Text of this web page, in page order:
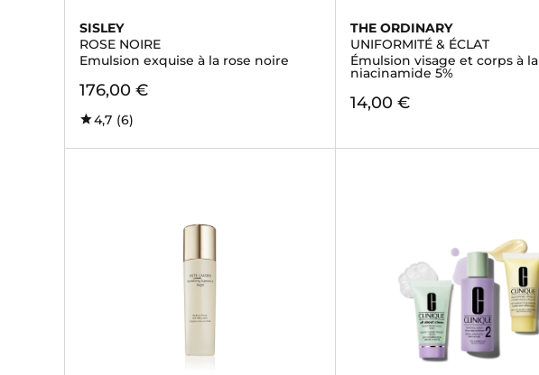
SISLEY
ROSE NOIRE
Emulsion exquise à la rose noire
176,00 €
4,7 (6)
THE ORDINARY
UNIFORMITÉ & ÉCLAT
Émulsion visage et corps à la
niacinamide 5%
14,00 €